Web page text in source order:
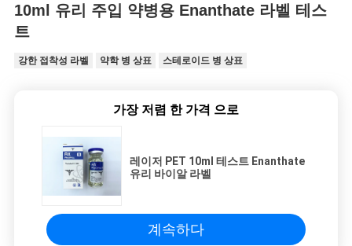
10ml 유리 주입 약병용 Enanthate 라벨 테스
트
강한 접착성 라벨 약학 병 상표 스테로이드 병 상표
가장 저렴 한 가격 으로
레이저 PET 10ml 테스트 Enanthate
유리 바이알 라벨
계속하다